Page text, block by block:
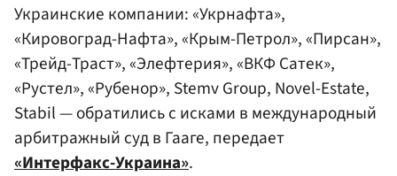
Украинские компании: «Укрнафта»,
«Кировоград-Нафта», «Крым-Петрол», «Пирсан»,
«Трейд-Траст», «Элефтерия», «ВКФ Сатек»,
«Рустел», «Рубенор», Stemv Group, Novel-Estate,
Stabil — обратились с исками в международный
арбитражный суд в Гааге, передает
«Интерфакс-Украина».